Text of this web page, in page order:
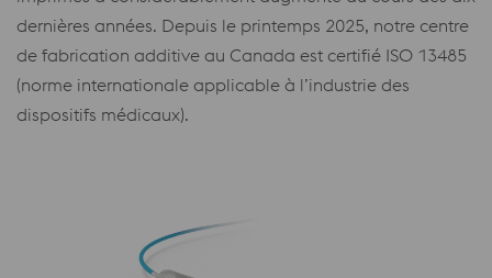
dernières années. Depuis le printemps 2025, notre centre
de fabrication additive au Canada est certifié ISO 13485
(norme internationale applicable à l’industrie des
dispositifs médicaux).